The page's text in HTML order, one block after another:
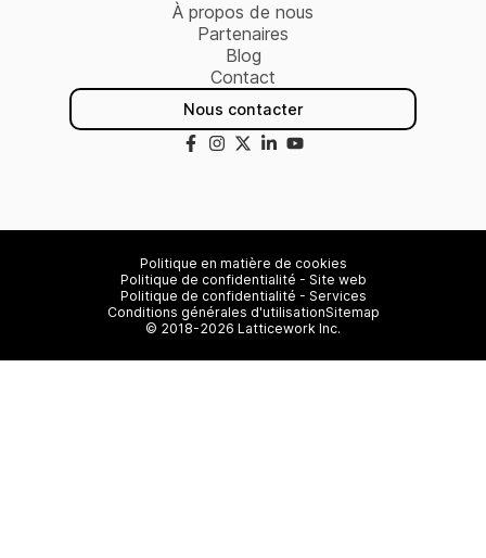
À propos de nous
Partenaires
Blog
Contact
Nous contacter
Politique en matière de cookies
Politique de confidentialité - Site web
Politique de confidentialité - Services
Conditions générales d'utilisationSitemap
© 2018-2026 Latticework Inc.